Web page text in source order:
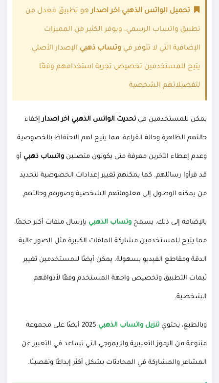
تحميل الواتس الذهبي اخر اصدارهو تطبيق معدل من
تطبيق واتساب الرسمي، ويوفر الكثير من المميزات
الإضافية التي لا تتوفر في وتساب ذهبي الإصدار الأصلي.
يتيح للمستخدمين تخصيص تجربة استخدامهم وفقًا
لتفضيلاتهم الشخصية
يمكن للمستخدمين في تحديث الواتس الذهبي اخر اصدارإخفاء
حالتهم الظاهرة وحالة القراءة، مما يتيح لهم الاحتفاظ بالخصوصية
وعدم إعطاء الآخرين معرفة متى يكونون متصلين واتساب ذهبي أو
قد قرأوا رسائلهم. كما يمكنهم تغيير إعدادات الخصوصية لتحديد
من يمكنه الوصول إلى معلوماتهم الشخصية وصورهم وحالتهم.
بالإضافة إلى ذلك، يسمح وتساب الذهبي بإرسال ملفات أكبر حجمًا،
مما يتيح للمستخدمين مشاركة الملفات الكبيرة مثل الصور عالية
الدقة ومقاطع الفيديو بسهولة. يمكن أيضًا للمستخدمين تغيير
ثيمات التطبيق وتخصيص واجهة المستخدم وفقًا لأذواقهم
الشخصية.
وبالطبع، يحتوي تنزيل واتساب الذهبي 2025 أيضًا على مجموعة
متنوعة من الرموز التعبيرية والإيموجي التي تساعد في التعبير عن
المشاعر والمشاركة في المحادثات بشكل أكثر إبداعًا وتفصيلًا.